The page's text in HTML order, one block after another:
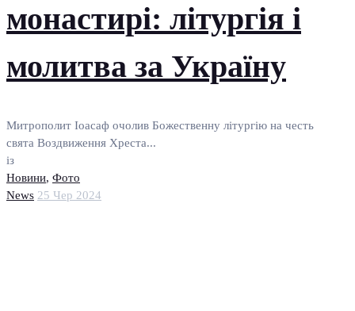
монастирі: літургія і
молитва за Україну
Митрополит Іоасаф очолив Божественну літургію на честь
свята Воздвиження Хреста...
із
Новини, Фото
News 25 Чер 2024